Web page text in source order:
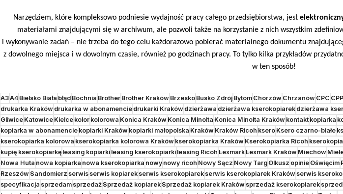
Narzędziem, które kompleksowo podniesie wydajność pracy całego przedsiębiorstwa, jest
materiałami znajdującymi się w archiwum, ale pozwoli także na korzystanie z nich wszystkim
i wykonywanie zadań – nie trzeba do tego celu każdorazowo pobierać materialnego dokumentu
z dowolnego miejsca i w dowolnym czasie, również po godzinach pracy. To tylko kilka przykładów
w ten sposób!
A3A4Bielsko Biała błądBochnia BrotherBrother KrakówBrzeskoBusko ZdrójBytomChorzówChrzanówCPC CPP
drukarka Krakówdrukarka w abonamenciedrukarki Krakówdzierżawa dzierżawa kserokopiarekdzierżawa
GliwiceKatowiceKielcekolorkolorowa Konica KrakówKonica Minolta Konica Minolta Krakówkontaktkopiarka
kopiarka w abonamenciekopiarki Krakówkopiarki małopolska KrakówKraków Ricoh kseroKsero czarno-białe
kserokopiarka kolorowa kserokopiarka kolorowa Krakówkserokopiarka KrakówKserokopiarka Ricoh
kupię kserokopiarkęleasing kopiarkileasing kserokopiarkileasing Ricoh LexmarkLexmark KrakówMiechów
Nowa Huta nowa kopiarka nowa kserokopiarka nowynowy ricoh Nowy Sącz Nowy TargOlkusz opinieOświęcim
RzeszówSandomierz serwisserwis kopiarekserwis kserokopiarekserwis kserokopiarek Krakówserwis
specyfikacja sprzedamsprzedażSprzedaż kopiarekSprzedaż kopiarek Krakówsprzedaż kserokopiarek